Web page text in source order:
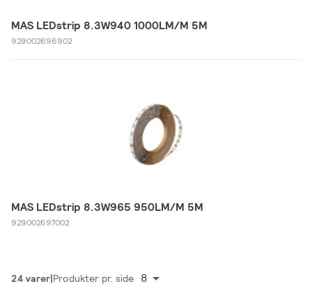
MAS LEDstrip 8.3W940 1000LM/M 5M
929002696902
MAS LEDstrip 8.3W965 950LM/M 5M
929002697002
24 varer Produkter pr. side 8